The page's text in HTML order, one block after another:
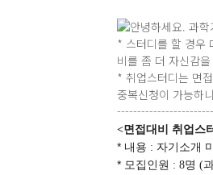
안녕하세요. 과
* 스터디를 할 경우
비를 좀 더 자신감
* 취업스터디는 면
중복신청이 가능하
<면접대비 취업스
* 내용 : 자기소개
* 모집인원 : 8명 (